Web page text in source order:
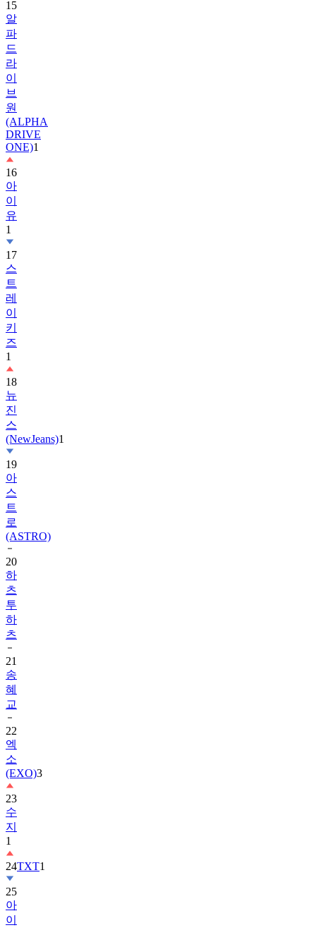
파
드
라
이
브
원
(ALPHA
DRIVE
ONE)1
16
아
이
유
1
17
스
트
레
이
키
즈
1
18
뉴
진
스
(NewJeans)
19
아
스
트
로
(ASTRO)
20
하
츠
투
하
츠
21
송
혜
교
22
엑
소
(EXO)
23
수
지
1
24
25
아
이
딧
1